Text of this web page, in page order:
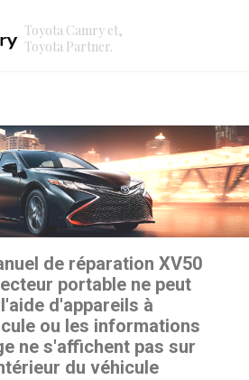
Toyota Camry et,
Toyota Partner.
de réparation XV50
portable ne peut
d'appareils à
ou les informations
ne s'affichent pas sur
du véhicule